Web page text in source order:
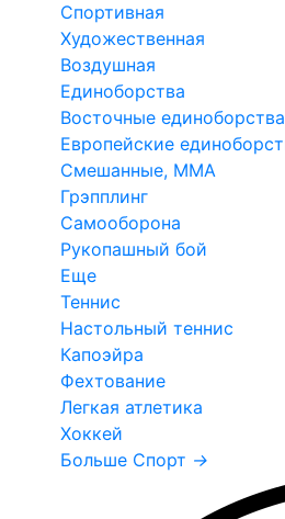
Спортивная
Художественная
Воздушная
Единоборства
Восточные единоборства
Европейские
Смешанные, ММА
Грэпплинг
Самооборона
Рукопашный бой
Еще
Теннис
Настольный теннис
Капоэйра
Фехтование
Легкая атлетика
Хоккей
Больше Спорт →